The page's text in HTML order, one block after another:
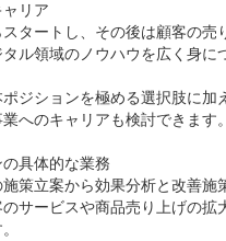
リア
スタートし、その後は顧客の売
ル領域のノウハウを広く身に
ジションを極める選択肢に加
へのキャリアも検討できます。
具体的な業務
策立案から効果分析と改善施
サービスや商品売り上げの拡